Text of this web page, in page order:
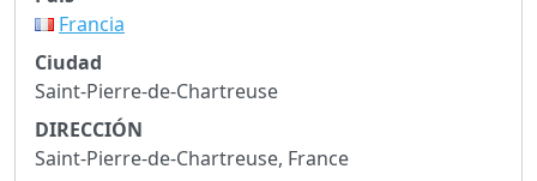
Francia
Ciudad
Saint-Pierre-de-Chartreuse
DIRECCIÓN
Saint-Pierre-de-Chartreuse, France